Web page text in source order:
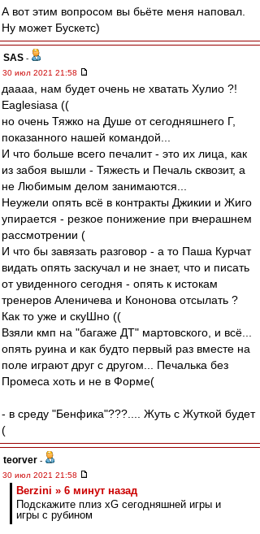
А вот этим вопросом вы бьёте меня наповал.
Ну может Бускетс)
SAS -
30 июл 2021 21:58
даааа, нам будет очень не хватать Хулио ?!
Eaglesiasа ((
но очень Тяжко на Душе от сегодняшнего Г,
показанного нашей командой...
И что больше всего печалит - это их лица, как
из забоя вышли - Тяжесть и Печаль сквозит, а
не Любимым делом занимаются...
Неужели опять всё в контракты Джикии и Жиго
упирается - резкое понижение при вчерашнем
рассмотрении (
И что бы завязать разговор - а то Паша Курчат
видать опять заскучал и не знает, что и писать
от увиденного сегодня - опять к истокам
тренеров Аленичева и Кононова отсылать ?
Как то уже и скуШно ((
Взяли кмп на "багаже ДТ" мартовского, и всё...
опять руина и как будто первый раз вместе на
поле играют друг с другом... Печалька без
Промеса хоть и не в Форме(
- в среду "Бенфика"???.... Жуть с Жуткой будет
(
teorver -
30 июл 2021 21:58
Berzini » 6 минут назад
Подскажите плиз xG сегодняшней игры и
игры с рубином